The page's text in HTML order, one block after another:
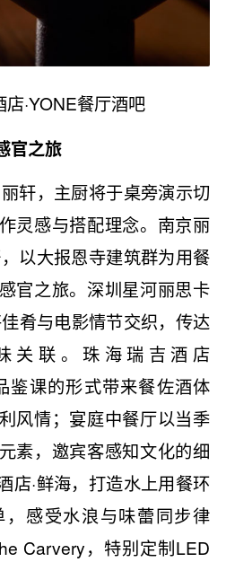
·YONE餐厅酒吧
官之旅
轩，主厨将于桌旁演示切
灵感与搭配理念。南京丽
以大报恩寺建筑群为用餐
官之旅。深圳星河丽思卡
肴与电影情节交织，传达
关联。珠海瑞吉酒店
鉴课的形式带来餐佐酒体
风情；宴庭中餐厅以当季
素，邀宾客感知文化的细
店·鲜海，打造水上用餐环
感受水浪与味蕾同步律
Carvery，特别定制LED